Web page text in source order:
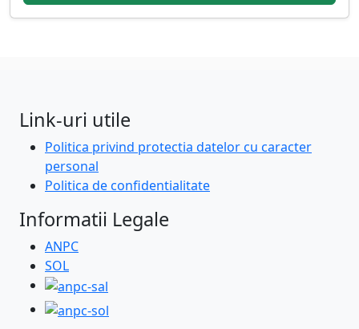
Link-uri utile
Politica privind protectia datelor cu caracter
personal
Politica de confidentialitate
Informatii Legale
ANPC
SOL